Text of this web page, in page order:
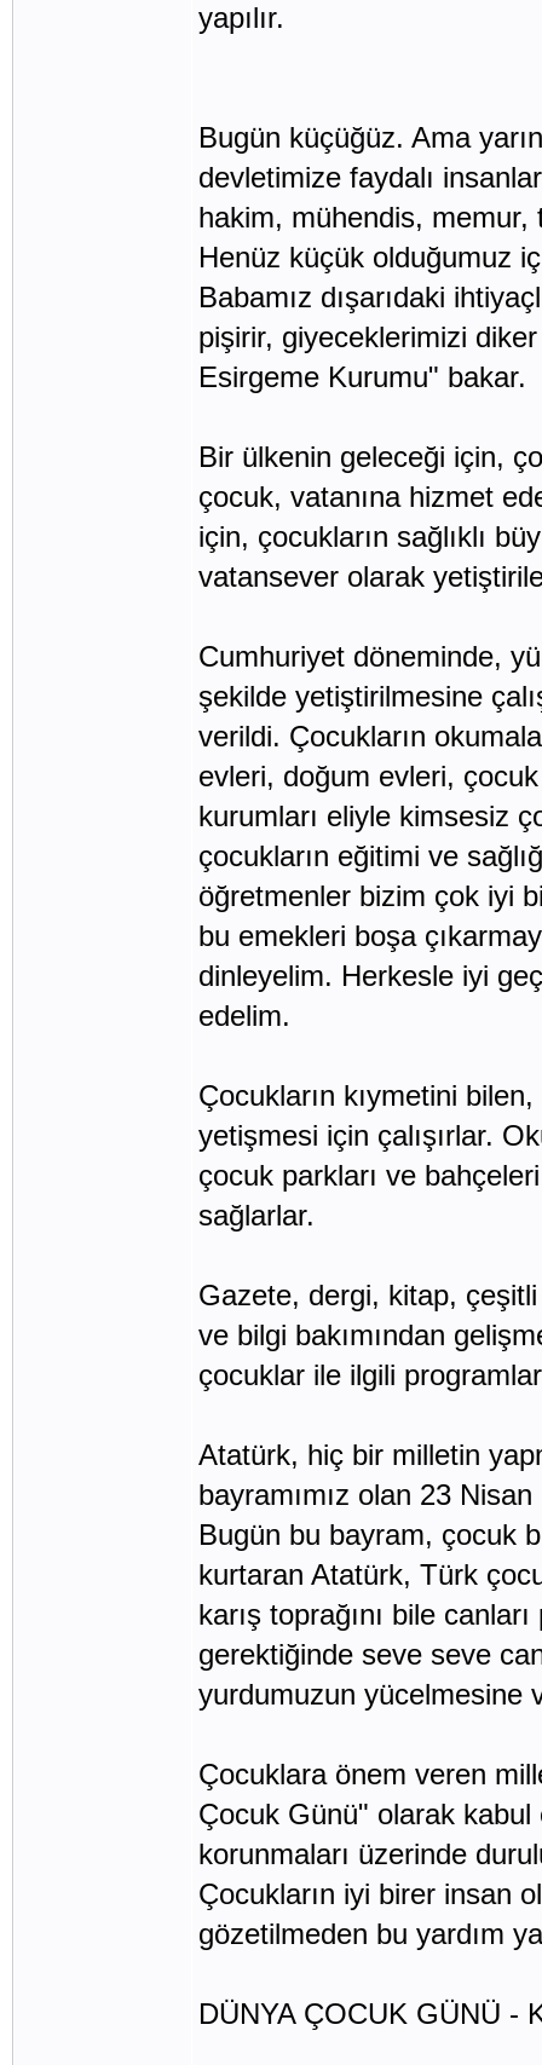
yapılır.
Bugün küçüğüz. Ama
devletimize faydalı
hakim, mühendis,
Henüz küçük olduğumuz
Babamız dışarıdaki
pişirir, giyeceklerimizi
Esirgeme Kurumu" bakar.
Bir ülkenin geleceği için,
çocuk, vatanına hizmet
için, çocukların sağlıklı
vatansever olarak
Cumhuriyet döneminde,
şekilde yetiştirilmesine
verildi. Çocukların
evleri, doğum evleri,
kurumları eliyle kimsesiz
çocukların eğitimi ve
öğretmenler bizim çok iyi
bu emekleri boşa
dinleyelim. Herkesle iyi
edelim.
Çocukların kıymetini
yetişmesi için çalışırlar.
çocuk parkları ve
sağlarlar.
Gazete, dergi, kitap,
ve bilgi bakımından
çocuklar ile ilgili
Atatürk, hiç bir milletin
bayramımız olan 23
Bugün bu bayram, çocuk
kurtaran Atatürk, Türk
karış toprağını bile
gerektiğinde seve seve
yurdumuzun yücelmesine
Çocuklara önem veren
Çocuk Günü" olarak
korunmaları üzerinde
Çocukların iyi birer insan
gözetilmeden bu yardım
DÜNYA ÇOCUK GÜNÜ -